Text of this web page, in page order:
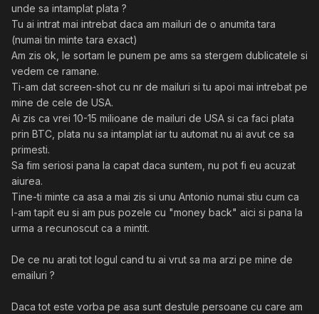
unde sa intamplat plata ?
Tu ai intrat mai intrebat daca am mailuri de o anumita tara
(numai tin minte tara exact)
Am zis ok, le sortam le punem pe ams sa stergem dublicatele si
vedem ce ramane.
Ti-am dat screen-shot cu nr de mailuri si tu apoi mai intrebat pe
mine de cele de USA.
Ai zis ca vrei 10-15 milioane de mailuri de USA si ca faci plata
prin BTC, plata nu sa intamplat iar tu automat nu ai avut ce sa
primesti.
Sa fim seriosi pana la capat daca suntem, nu pot fi eu acuzat
aiurea.
Tine-ti minte ca asa a mai zis si unu Antonio numai stiu cum ca
l-am tapit eu si am pus pozele cu "money back" aici si pana la
urma a recunoscut ca a mintit.
De ce nu arati tot logul cand tu ai vrut sa ma arzi pe mine de
emailuri ?
Daca tot este vorba pe asa sunt destule persoane cu care am